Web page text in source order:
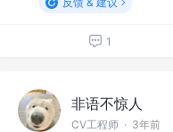
1
非语不惊人
CV工程师 · 3年前